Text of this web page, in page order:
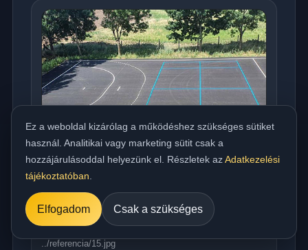
Országos meleg aszfaltozás udvarra,
beállóra, parkolóra és utakhoz
../referencia/15.jpg
Ez a weboldal kizárólag a működéshez szükséges sütiket
használ. Analitikai vagy marketing sütit csak a
hozzájárulásoddal helyezünk el. Részletek azAdatkezelési
tájékoztatóban
Elfogadom Csak a szükséges